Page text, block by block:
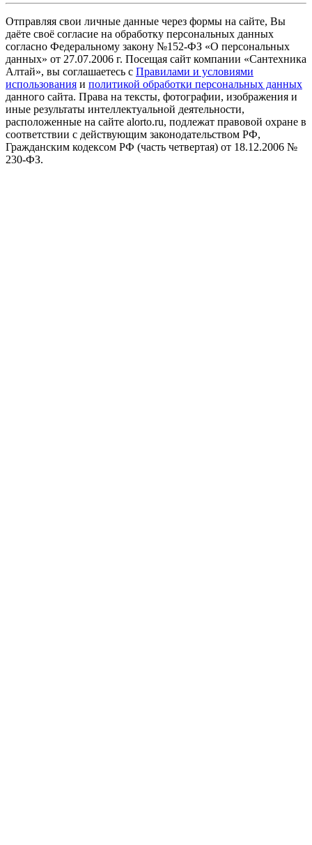
Отправляя свои личные данные через формы на сайте, Вы
даёте своё согласие на обработку персональных данных
согласно Федеральному закону №152-ФЗ «О персональных
данных» от 27.07.2006 г. Посещая сайт компании «Cантехника
Алтай», вы соглашаетесь с Правилами и условиями
использования и политикой обработки персональных данных
данного сайта. Права на тексты, фотографии, изображения и
иные результаты интеллектуальной деятельности,
расположенные на сайте alorto.ru, подлежат правовой охране в
соответствии с действующим законодательством РФ,
Гражданским кодексом РФ (часть четвертая) от 18.12.2006 №
230-ФЗ.